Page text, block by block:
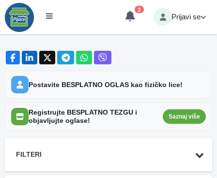
3
Prijavi se
Postavite BESPLATNO OGLAS kao fizičko lice!
Registrujte BESPLATNO TEZGU i
objavljujte oglase!
Saznaj više
FILTERI